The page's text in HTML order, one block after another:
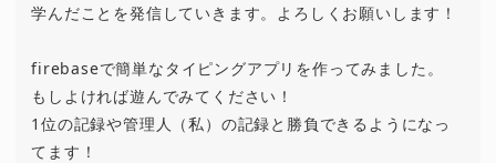
学んだことを発信していきます。よろしくお願いします！
firebaseで簡単なタイピングアプリを作ってみました。
もしよければ遊んでみてください！
1位の記録や管理人（私）の記録と勝負できるようになっ
てます！